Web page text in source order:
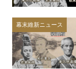
幕末維新ニュース